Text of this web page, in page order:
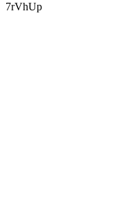
7rVhUp